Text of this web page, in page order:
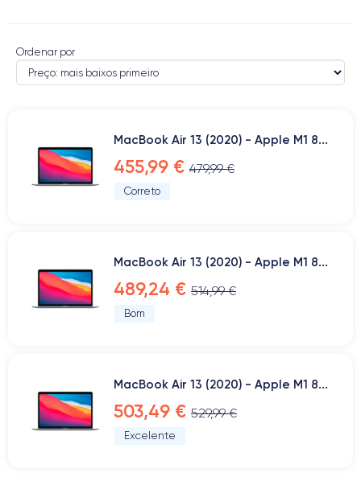
Ordenar por
MacBook Air 13 (2020) - Apple M1 8...
455,99 € 479,99 €
Correto
MacBook Air 13 (2020) - Apple M1 8...
489,24 € 514,99 €
Bom
MacBook Air 13 (2020) - Apple M1 8...
503,49 € 529,99 €
Excelente